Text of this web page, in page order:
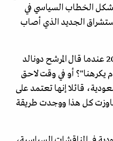
تشكل الخطاب السياسي في
الجديد الذي أصاب
هل تذكرون في حملة عام 2016 عندما قال المرشح دونالد
يكرهنا"؟ أو في وقت لاحق
قائلا إنها تعتمد على
كل هذا ووجدت طريقة